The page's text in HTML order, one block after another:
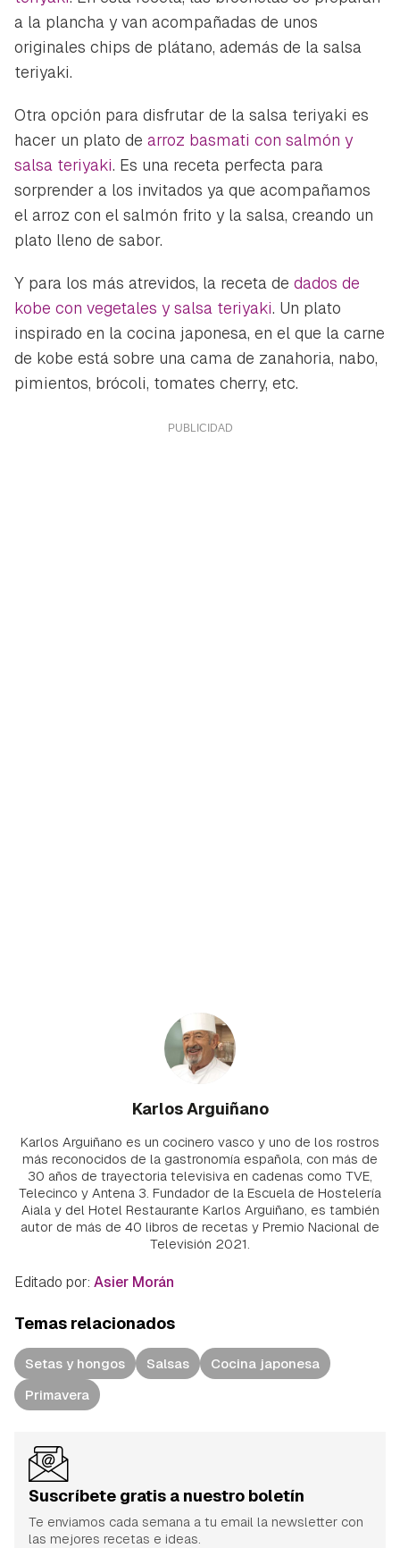
a la plancha y van acompañadas de unos
originales chips de plátano, además de la salsa
teriyaki.
Otra opción para disfrutar de la salsa teriyaki es
hacer un plato de arroz basmati con salmón y
salsa teriyaki. Es una receta perfecta para
sorprender a los invitados ya que acompañamos
el arroz con el salmón frito y la salsa, creando un
plato lleno de sabor.
Y para los más atrevidos, la receta de dados de
kobe con vegetales y salsa teriyaki. Un plato
inspirado en la cocina japonesa, en el que la carne
de kobe está sobre una cama de zanahoria, nabo,
pimientos, brócoli, tomates cherry, etc.
Karlos Arguiñano
Karlos Arguiñano es un cocinero vasco y uno de los rostros
más reconocidos de la gastronomía española, con más de
30 años de trayectoria televisiva en cadenas como TVE,
Telecinco y Antena 3. Fundador de la Escuela de Hostelería
Aiala y del Hotel Restaurante Karlos Arguiñano, es también
autor de más de 40 libros de recetas y Premio Nacional de
Televisión 2021.
Editado por: Asier Morán
Temas relacionados
Setas y hongos Salsas
Cocina japonesa
Primavera
Suscríbete gratis a nuestro boletín
Te enviamos cada semana a tu email la newsletter con
las mejores recetas e ideas.